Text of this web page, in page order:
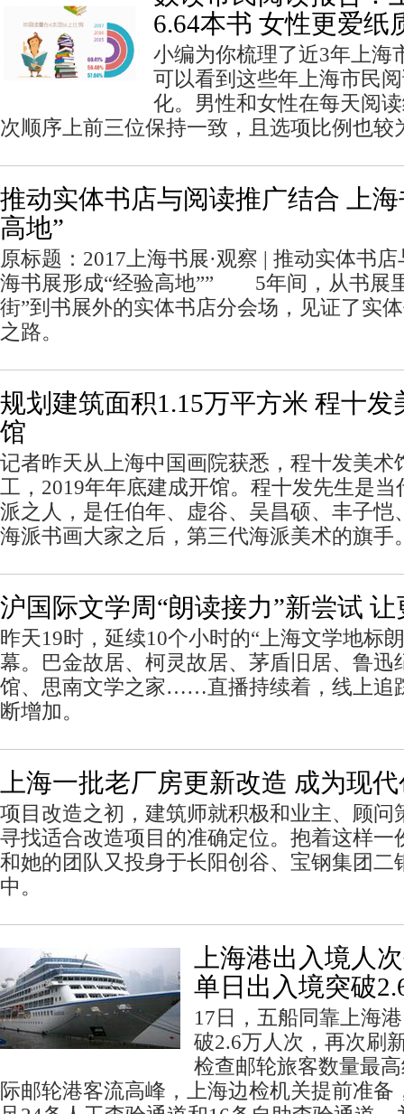
6.64本书 女性更爱纸
小编为你梳理了近3年上海
可以看到这些年上海市民
化。男性和女性在每天阅
次顺序上前三位保持一致，且选项比例也较
推动实体书店与阅读推广结合 上
高地”
原标题：2017上海书展·观察 | 推动实体书
海书展形成“经验高地”” 5年间，从书展
街”到书展外的实体书店分会场，见证了实
之路。
规划建筑面积1.15万平方米 程十发
馆
记者昨天从上海中国画院获悉，程十发美术
工，2019年年底建成开馆。程十发先生是
派之人，是任伯年、虚谷、吴昌硕、丰子恺
海派书画大家之后，第三代海派美术的旗手
沪国际文学周“朗读接力”新尝试
昨天19时，延续10个小时的“上海文学地标
幕。巴金故居、柯灵故居、茅盾旧居、鲁迅
馆、思南文学之家……直播持续着，线上追
断增加。
上海一批老厂房更新改造 成为现
项目改造之初，建筑师就积极和业主、顾问
寻找适合改造项目的准确定位。抱着这样一
和她的团队又投身于长阳创谷、宝钢集团二
中。
上海港出入境人
单日出入境突破
17日，五船同靠上海
破2.6万人次，再次刷
检查邮轮旅客数量最
际邮轮港客流高峰，上海边检机关提前准备